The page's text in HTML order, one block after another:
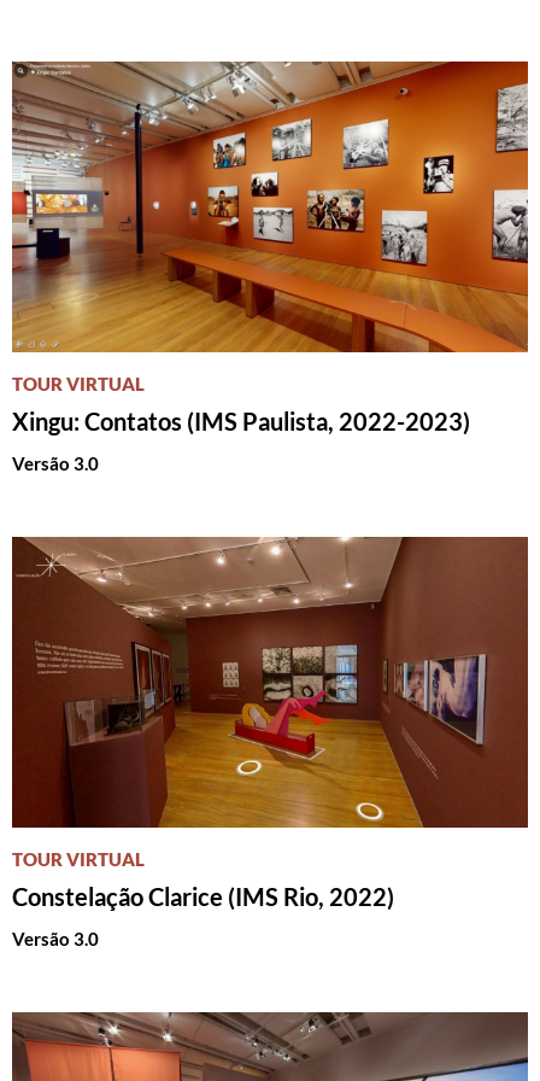
TOUR VIRTUAL
Xingu: Contatos (IMS Paulista, 2022-2023)
Versão 3.0
TOUR VIRTUAL
Constelação Clarice (IMS Rio, 2022)
Versão 3.0